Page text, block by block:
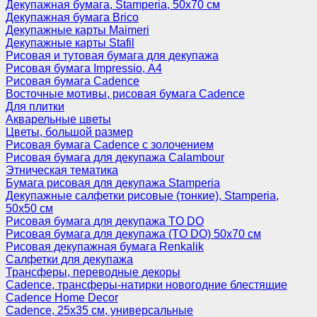
Декупажная бумага, Stamperia, 50х70 см
Декупажная бумага Brico
Декупажные карты Maimeri
Декупажные карты Stafil
Рисовая и тутовая бумага для декупажа
Рисовая бумага Impressio, А4
Рисовая бумага Cadence
Восточные мотивы, рисовая бумага Cadence
Для плитки
Акварельные цветы
Цветы, большой размер
Рисовая бумага Cadence c золочением
Рисовая бумага для декупажа Calambour
Этническая тематика
Бумага рисовая для декупажа Stamperia
Декупажные салфетки рисовые (тонкие), Stamperia,
50х50 см
Рисовая бумага для декупажа TO DO
Рисовая бумага для декупажа (TO DO) 50х70 см
Рисовая декупажная бумага Renkalik
Салфетки для декупажа
Трансферы, переводные декоры
Cadence, трансферы-натирки новогодние блестящие
Cadence Home Decor
Cadence, 25х35 см, универсальные